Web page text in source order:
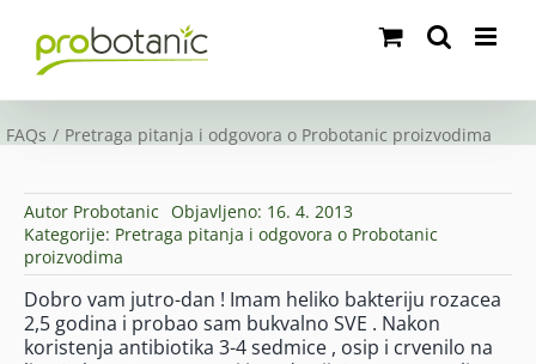
content
FAQs Pretraga pitanja i odgovora o Probotanic proizvodima
Autor Probotanic Objavljeno: 16. 4. 2013
Kategorije: Pretraga pitanja i odgovora o Probotanic
proizvodima
Dobro vam jutro-dan ! Imam heliko bakteriju rozacea
2,5 godina i probao sam bukvalno SVE . Nakon
koristenja antibiotika 3-4 sedmice , osip i crvenilo na